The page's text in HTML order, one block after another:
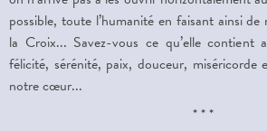
possible, toute l’humanité en faisant ainsi
la Croix... Savez-vous ce qu’elle contient
félicité, sérénité, paix, douceur, miséricorde
notre cœur...
* * *